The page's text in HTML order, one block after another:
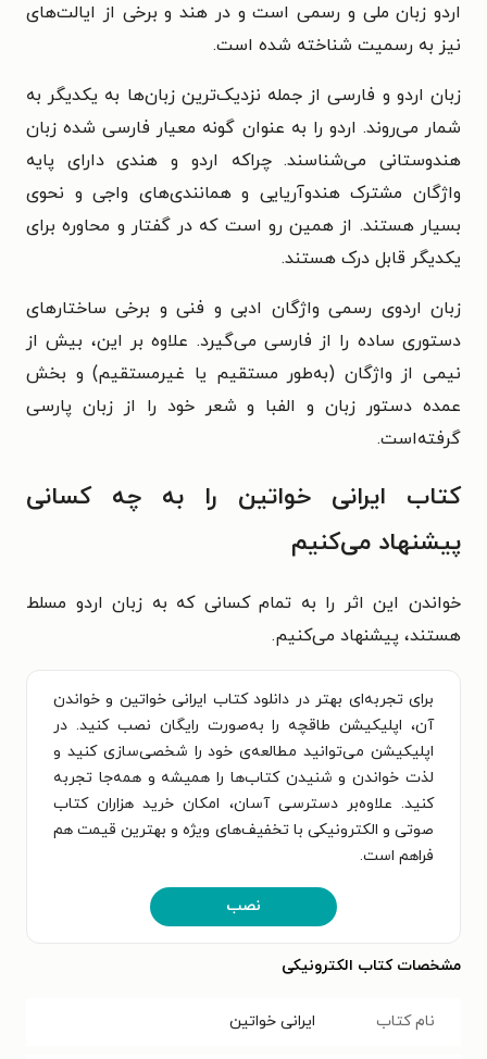
اردو زبان ملی و رسمی است و در هند و برخی از ایالت‌های
نیز به رسمیت شناخته شده است.
زبان اردو و فارسی از جمله نزدیک‌ترین زبان‌ها به یکدیگر به
شمار می‌روند. اردو را به عنوان گونه معیار فارسی‌ شده زبان
هندوستانی می‌شناسند. چراکه اردو و هندی دارای پایه
واژگان مشترک هندوآریایی و همانندی‌های واجی و نحوی
بسیار هستند. از همین رو است که در گفتار و محاوره برای
یکدیگر قابل درک هستند.
زبان اردوی رسمی واژگان ادبی و فنی و برخی ساختارهای
دستوری ساده را از فارسی می‌گیرد. علاوه بر این، بیش از
نیمی از واژگان (به‌طور مستقیم یا غیرمستقیم) و بخش
عمده دستور زبان و الفبا و شعر خود را از زبان پارسی
گرفته‌است.
کتاب ایرانی خواتین را به چه کسانی
پیشنهاد می‌کنیم
خواندن این اثر را به تمام کسانی که به زبان اردو مسلط
هستند، پیشنهاد می‌کنیم.
برای تجربه‌ای بهتر در دانلود کتاب ایرانی خواتین و خواندن
آن، اپلیکیشن طاقچه را به‌صورت رایگان نصب کنید. در
اپلیکیشن می‌توانید مطالعه‌ی خود را شخصی‌سازی کنید و
لذت خواندن و شنیدن کتاب‌ها را همیشه و همه‌جا تجربه
کنید. علاوه‌بر دسترسی آسان، امکان خرید هزاران کتاب
صوتی و الکترونیکی با تخفیف‌های ویژه و بهترین قیمت هم
فراهم است.
نصب
مشخصات کتاب الکترونیکی
نام کتاب ایرانی خواتین